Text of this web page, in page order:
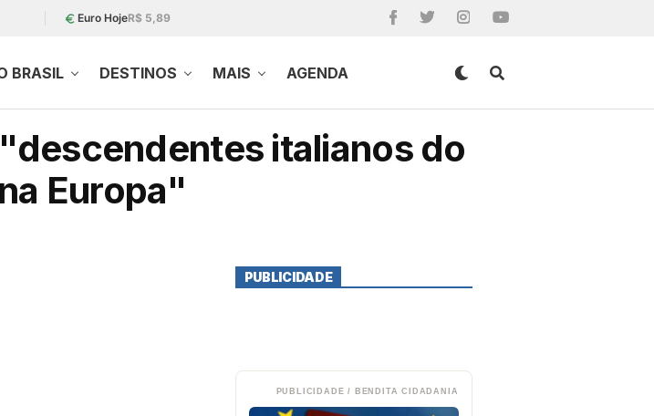
Euro HojeR$ 5,89
BRASIL DESTINOS MAIS AGENDA
italianos do
Europa"
PUBLICIDADE
PUBLICIDADE / BENDITA CIDADANIA